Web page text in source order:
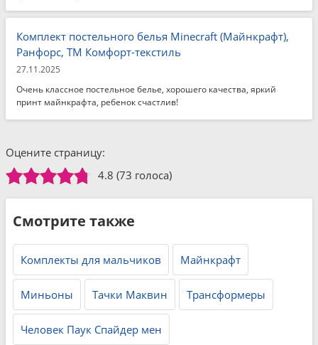
Комплект постельного белья Minecraft (Майнкрафт),
Ранфорс, ТМ Комфорт-текстиль
27.11.2025
Очень классное постельное белье, хорошего качества, яркий
принт майнкрафта, ребенок счастлив!
Оцените страницу:
4.8 (73 голоса)
Смотрите также
Комплекты для мальчиков Майнкрафт
Миньоны Тачки Маквин Трансформеры
Человек Паук Спайдер мен